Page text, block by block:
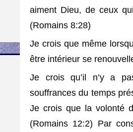
aiment Dieu, de ceux
(Romains 8:28)
Je crois que même
être intérieur se
Je crois qu’il n’y a
souffrances du temps
Je crois que la volonté
(Romains 12:2) Par